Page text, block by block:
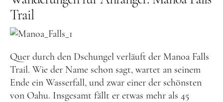
Food
Kolumne
Trail
Quer durch den Dschungel verläuft der Manoa Falls
Trail. Wie der Name schon sagt, wartet an seinem
Ende ein Wasserfall, und zwar einer der schönsten
von Oahu. Insgesamt fällt er etwas mehr als 45